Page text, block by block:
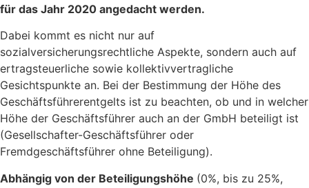
für das Jahr 2020 angedacht werden.
Dabei kommt es nicht nur auf
sozialversicherungsrechtliche Aspekte, sondern auch auf
ertragsteuerliche sowie kollektivvertragliche
Gesichtspunkte an. Bei der Bestimmung der Höhe des
Geschäftsführerentgelts ist zu beachten, ob und in welcher
Höhe der Geschäftsführer auch an der GmbH beteiligt ist
(Gesellschafter-Geschäftsführer oder
Fremdgeschäftsführer ohne Beteiligung).
Abhängig von der Beteiligungshöhe (0%, bis zu 25%,